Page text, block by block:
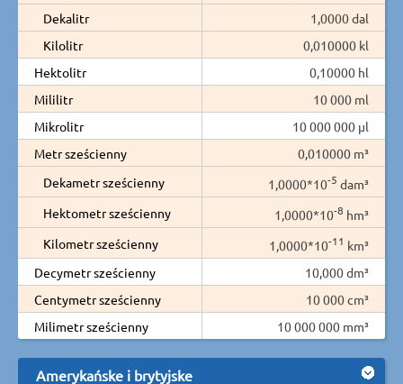
Dekalitr
1,0000 dal
Kilolitr
0,010000 kl
Hektolitr
0,10000 hl
Mililitr
10 000 ml
Mikrolitr
10 000 000 µl
Metr sześcienny
0,010000 m³
Dekametr sześcienny
1,0000*10-5 dam³
Hektometr sześcienny
1,0000*10-8 hm³
Kilometr sześcienny
1,0000*10-11 km³
Decymetr sześcienny
10,000 dm³
Centymetr sześcienny
10 000 cm³
Milimetr sześcienny
10 000 000 mm³
Amerykańske i brytyjske